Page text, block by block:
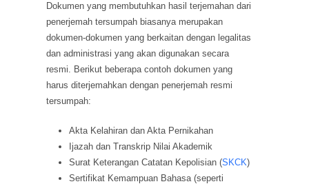
Dokumen yang membutuhkan hasil terjemahan dari
penerjemah tersumpah biasanya merupakan
dokumen-dokumen yang berkaitan dengan legalitas
dan administrasi yang akan digunakan secara
resmi. Berikut beberapa contoh dokumen yang
harus diterjemahkan dengan penerjemah resmi
tersumpah:
Akta Kelahiran dan Akta Pernikahan
Ijazah dan Transkrip Nilai Akademik
Surat Keterangan Catatan Kepolisian (SKCK)
Sertifikat Kemampuan Bahasa (seperti